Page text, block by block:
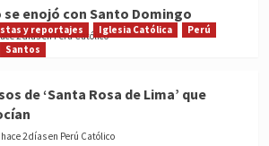
enojó con Santo Domingo
2 días en Perú Católico
y reportajes Iglesia Católica
Perú
Santos
de ‘Santa Rosa de Lima’ que
hace 2 días en Perú Católico